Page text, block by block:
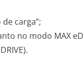
carga”;
no modo MAX